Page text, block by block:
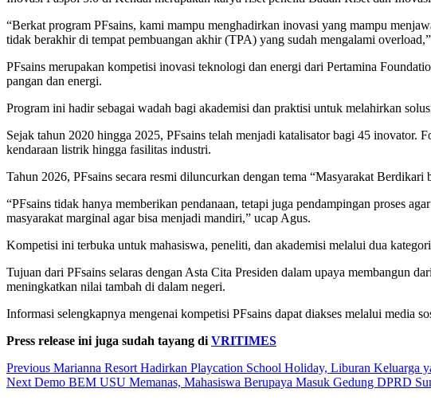
“Berkat program PFsains, kami mampu menghadirkan inovasi yang mampu
tidak berakhir di tempat pembuangan akhir (TPA) yang sudah mengalami
PFsains merupakan kompetisi inovasi teknologi dan energi dari Pertamina
pangan dan energi.
Program ini hadir sebagai wadah bagi akademisi dan praktisi untuk melahirkan
Sejak tahun 2020 hingga 2025, PFsains telah menjadi katalisator bagi 45 inovator.
kendaraan listrik hingga fasilitas industri.
Tahun 2026, PFsains secara resmi diluncurkan dengan tema “Masyarakat
“PFsains tidak hanya memberikan pendanaan, tetapi juga pendampingan proses
masyarakat marginal agar bisa menjadi mandiri,” ucap Agus.
Kompetisi ini terbuka untuk mahasiswa, peneliti, dan akademisi melalui dua
Tujuan dari PFsains selaras dengan Asta Cita Presiden dalam upaya membangun
meningkatkan nilai tambah di dalam negeri.
Informasi selengkapnya mengenai kompetisi PFsains dapat diakses melalui media
Press release ini juga sudah tayang di VRITIMES
Post
navigation
Previous Marianna Resort Hadirkan Playcation School Holiday, Liburan Keluarga
Next Demo BEM USU Memanas, Mahasiswa Berupaya Masuk Gedung DPRD